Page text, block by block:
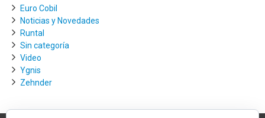
Euro Cobil
Noticias y Novedades
Runtal
Sin categoría
Video
Ygnis
Zehnder